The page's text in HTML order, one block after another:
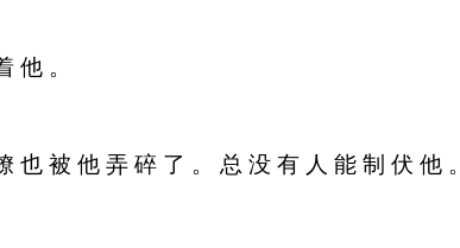
他 。
被 他 弄 碎 了 。 总 没 有 人 能 制 伏 他 。